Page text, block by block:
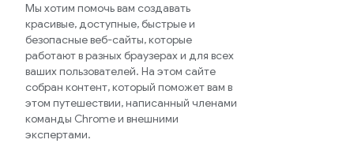
Мы хотим помочь вам создавать
красивые, доступные, быстрые и
безопасные веб-сайты, которые
работают в разных браузерах и для всех
ваших пользователей. На этом сайте
собран контент, который поможет вам в
этом путешествии, написанный членами
команды Chrome и внешними
экспертами.